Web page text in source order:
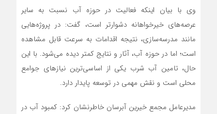
وی با بیان اینکه فعالیت در حوزه آب نسبت به سایر
عرصه‌های خیرخواهانه دشوارتر است، گفت: در پروژه‌هایی
مانند مدرسه‌سازی، نتیجه اقدامات به سرعت قابل مشاهده
است؛ اما در حوزه آب، آثار و نتایج کمتر دیده می‌شود. با این
حال، تامین آب شرب یکی از اساسی‌ترین نیازهای جوامع
محلی است و نقش مهمی در توسعه پایدار دارد.
مدیرعامل مجمع خیرین آبرسان خاطرنشان کرد: کمبود آب در